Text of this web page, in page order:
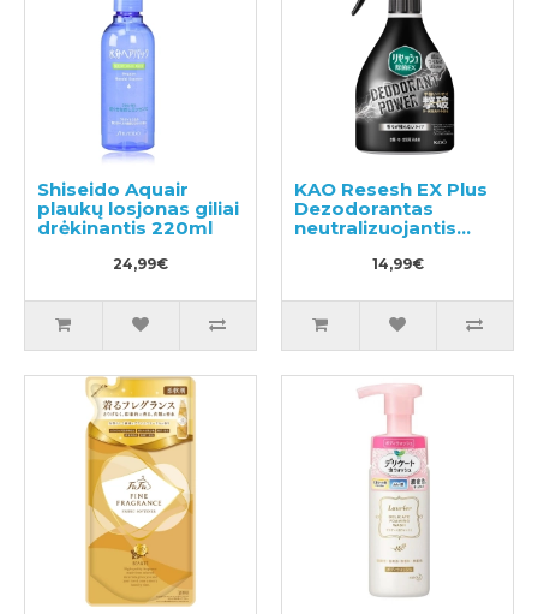
Shiseido Aquair
plaukų losjonas giliai
drėkinantis 220ml
24,99€
KAO Resesh EX Plus
Dezodorantas
neutralizuojantis
sportiniams ir darbo
14,99€